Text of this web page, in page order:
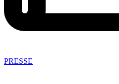
PRESSE